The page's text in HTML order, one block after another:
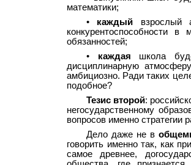
математики;
• каждый взрослый
конкурентоспособности в
обязанностей;
• каждая школа
дисциплинарную
амбициозно. Ради таких
подобное?
Тезис второй:
негосударственному
вопросов именно стратегии
Дело даже не в
говорить именно так, как
самое древнее,